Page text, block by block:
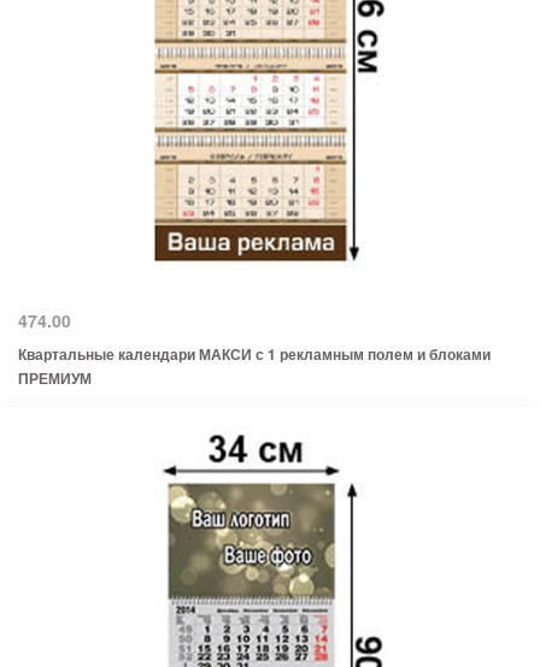
474.00
Квартальные календари МАКСИ с 1 рекламным полем и блоками
ПРЕМИУМ